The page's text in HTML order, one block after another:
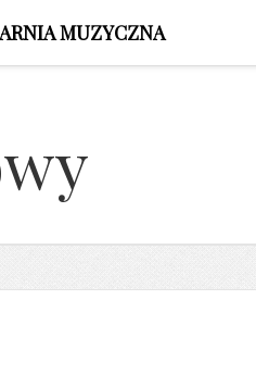
MUZYCZNA